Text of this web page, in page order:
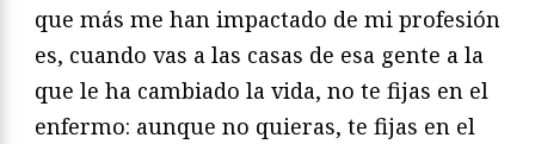
que más me han impactado de mi profesión
es, cuando vas a las casas de esa gente a la
que le ha cambiado la vida, no te fijas en el
enfermo: aunque no quieras, te fijas en el